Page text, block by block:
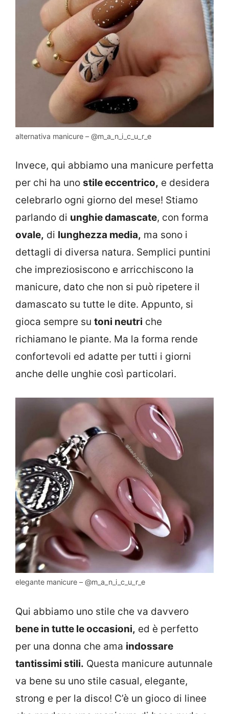
alternativa manicure – @m_a_n_i_c_u_r_e
Invece, qui abbiamo una manicure perfetta
per chi ha uno stile eccentrico, e desidera
celebrarlo ogni giorno del mese! Stiamo
parlando di unghie damascate, con forma
ovale, di lunghezza media, ma sono i
dettagli di diversa natura. Semplici puntini
che impreziosiscono e arricchiscono la
manicure, dato che non si può ripetere il
damascato su tutte le dite. Appunto, si
gioca sempre su toni neutri che
richiamano le piante. Ma la forma rende
confortevoli ed adatte per tutti i giorni
anche delle unghie così particolari.
elegante manicure – @m_a_n_i_c_u_r_e
Qui abbiamo uno stile che va davvero
bene in tutte le occasioni, ed è perfetto
per una donna che ama indossare
tantissimi stili. Questa manicure autunnale
va bene su uno stile casual, elegante,
strong e per la disco! C’è un gioco di linee